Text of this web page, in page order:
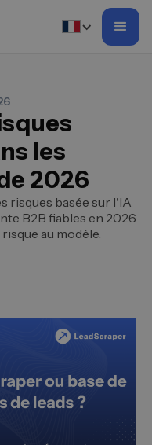
les
2026
risques basée sur l'IA
B2B fiables en 2026
au modèle.